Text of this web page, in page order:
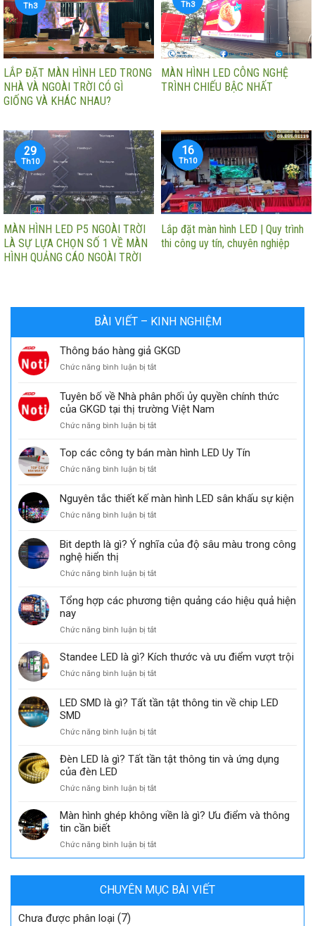
LẮP ĐẶT MÀN HÌNH LED TRONG
NHÀ VÀ NGOÀI TRỜI CÓ GÌ
GIỐNG VÀ KHÁC NHAU?
Th3
MÀN HÌNH LED CÔNG NGHỆ
TRÌNH CHIẾU BẬC NHẤT
Th3
MÀN HÌNH LED P5 NGOÀI TRỜI
LÀ SỰ LỰA CHỌN SỐ 1 VỀ MÀN
HÌNH QUẢNG CÁO NGOÀI TRỜI
29
Th10
Lắp đặt màn hình LED | Quy trình
thi công uy tín, chuyên nghiệp
16
Th10
BÀI VIẾT – KINH NGHIỆM
Thông báo hàng giả GKGD
Chức năng bình luận bị tắtở
hàng
giả
GKGD
Tuyên bố về Nhà phân phối ủy quyền chính thức
của GKGD tại thị trường Việt Nam
Chức năng bình luận bị tắtở
bố
Nhà
phối
thức
trường
Nam
Top các công ty bán màn hình LED Uy Tín
Chức năng bình luận bị tắtở
các
công
ty
màn
Uy
Nguyên tắc thiết kế màn hình LED sân khấu sự kiện
Chức năng bình luận bị tắtở
tắc
thiết
màn
LED
sự
Bit depth là gì? Ý nghĩa của độ sâu màu trong công
nghệ hiển thị
Chức năng bình luận bị tắtở
depth
là
Ý
của
trong
nghệ
Tổng hợp các phương tiện quảng cáo hiệu quả hiện
nay
Chức năng bình luận bị tắtở
hợp
phương
quảng
quả
nay
Standee LED là gì? Kích thước và ưu điểm vượt trội
Chức năng bình luận bị tắtở
LED
là
Kích
và
vượt
LED SMD là gì? Tất tần tật thông tin về chip LED
SMD
Chức năng bình luận bị tắtở
SMD
Tất
tật
LED
SMD
Đèn LED là gì? Tất tần tật thông tin và ứng dụng
của đèn LED
Chức năng bình luận bị tắtở
LED
là
Tất
tần
thông
tin
và
Màn hình ghép không viền là gì? Ưu điểm và thông
tin cần biết
Chức năng bình luận bị tắtở
Màn
không
viền
CHUYÊN MỤC BÀI VIẾT
Chưa được phân loại (7)